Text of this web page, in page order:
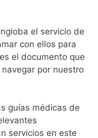
el servicio de
con ellos para
el documento que
por nuestro
guías médicas de
servicios en este